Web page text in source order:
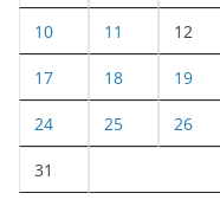
10 11 12
17 18 19
24 25 26
31